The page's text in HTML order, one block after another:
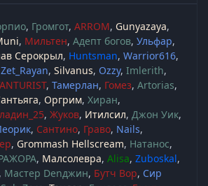
Громгот ARROM Gunyazaya
Мильтен Адепт богов Ульфар
Серокрыл Huntsman Warrior616
Zet_Rayan Silvanus Ozzy Imlerith
Тамерлан Гомез Artorias
Оргрим Хиран
Жуков Итилсил Джон Уик
Сантино Граво Nails
Grommash Hellscream Натанос
Малсолевра Alisa Zuboskal
Мастер Denджин Бутч Вор Сир